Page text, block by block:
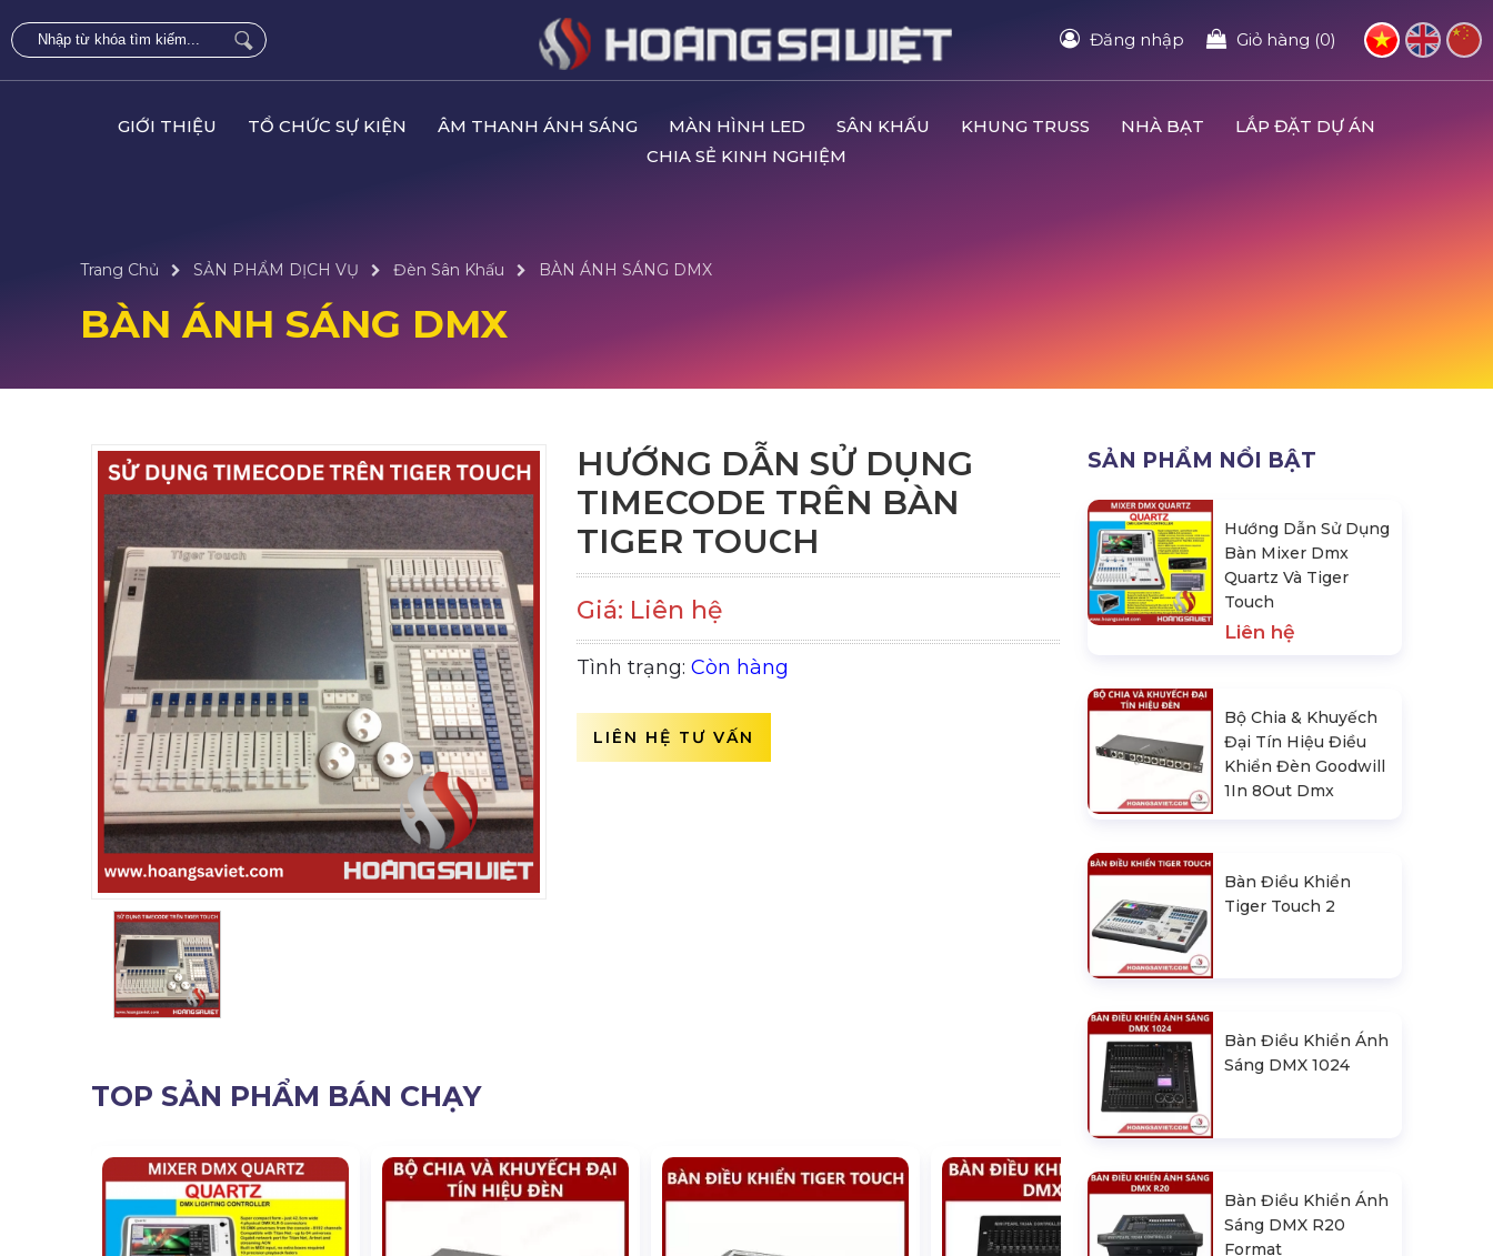
Đăng nhập Giỏ hàng (0)
GIỚI THIỆU TỔ CHỨC SỰ KIỆN ÂM THANH ÁNH SÁNG MÀN HÌNH LED SÂN KHẤU KHUNG TRUSS NHÀ BẠT
LẮP ĐẶT DỰ ÁN
CHIA SẺ KINH NGHIỆM
Trang Chủ SẢN PHẨM DỊCH VỤ Đèn Sân Khấu BÀN ÁNH SÁNG DMX
BÀN ÁNH SÁNG DMX
HƯỚNG DẪN SỬ DỤNG
TIMECODE TRÊN BÀN
TIGER TOUCH
Giá: Liên hệ
Tình trạng: Còn hàng
LIÊN HỆ TƯ VẤN
TOP SẢN PHẨM BÁN CHẠY
SẢN PHẨM NỔI BẬT
Hướng Dẫn Sử Dụng
Bàn Mixer Dmx
Quartz Và Tiger
Touch
Liên hệ
Bộ Chia & Khuyếch
Đại Tín Hiệu Điều
Khiển Đèn Goodwill
1In 8Out Dmx
Bàn Điều Khiển
Tiger Touch 2
Bàn Điều Khiển Ánh
Sáng DMX 1024
Bàn Điều Khiển Ánh
Sáng DMX R20
Format